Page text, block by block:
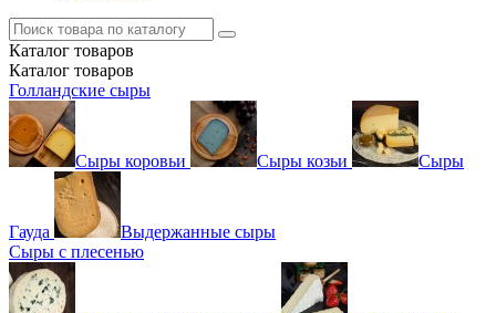
Каталог товаров
Каталог товаров
Голландские сыры
Сыры коровьи Сыры козьи Сыры
Гауда
Выдержанные сыры
Сыры с плесенью